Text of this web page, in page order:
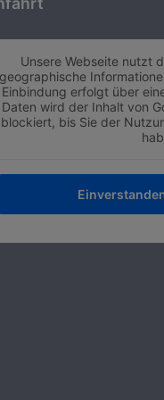
Unsere Webseite nutzt
geographische
Einbindung erfolgt über
Daten wird der Inhalt von
blockiert, bis Sie der